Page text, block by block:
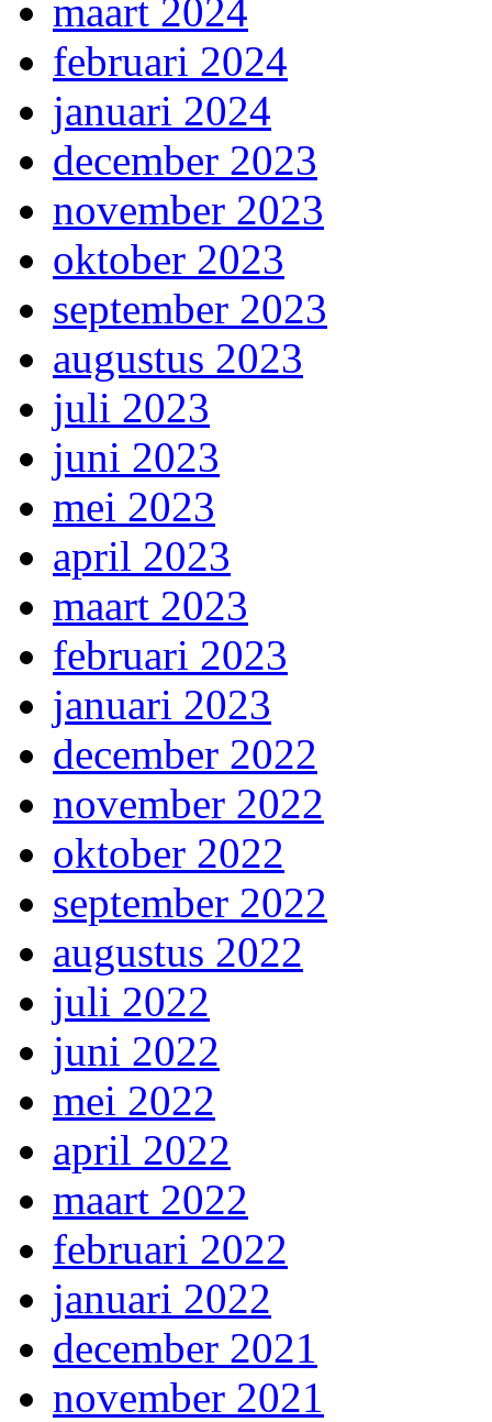
maart 2024
februari 2024
januari 2024
december 2023
november 2023
oktober 2023
september 2023
augustus 2023
juli 2023
juni 2023
mei 2023
april 2023
maart 2023
februari 2023
januari 2023
december 2022
november 2022
oktober 2022
september 2022
augustus 2022
juli 2022
juni 2022
mei 2022
april 2022
maart 2022
februari 2022
januari 2022
december 2021
november 2021